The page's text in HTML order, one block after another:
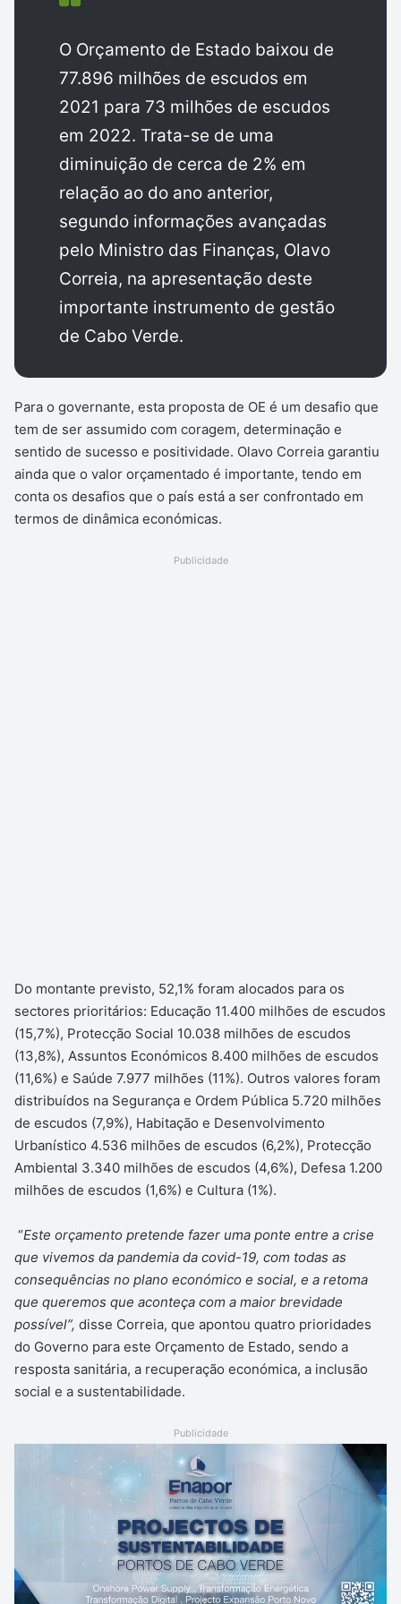
O Orçamento de Estado baixou de
77.896 milhões de escudos em
2021 para 73 milhões de escudos
em 2022. Trata-se de uma
diminuição de cerca de 2% em
relação ao do ano anterior,
segundo informações avançadas
pelo Ministro das Finanças, Olavo
Correia, na apresentação deste
importante instrumento de gestão
de Cabo Verde.
Para o governante, esta proposta de OE é um desafio que
tem de ser assumido com coragem, determinação e
sentido de sucesso e positividade. Olavo Correia garantiu
ainda que o valor orçamentado é importante, tendo em
conta os desafios que o país está a ser confrontado em
termos de dinâmica económicas.
Publicidade
Do montante previsto, 52,1% foram alocados para os
sectores prioritários: Educação 11.400 milhões de escudos
(15,7%), Protecção Social 10.038 milhões de escudos
(13,8%), Assuntos Económicos 8.400 milhões de escudos
(11,6%) e Saúde 7.977 milhões (11%). Outros valores foram
distribuídos na Segurança e Ordem Pública 5.720 milhões
de escudos (7,9%), Habitação e Desenvolvimento
Urbanístico 4.536 milhões de escudos (6,2%), Protecção
Ambiental 3.340 milhões de escudos (4,6%), Defesa 1.200
milhões de escudos (1,6%) e Cultura (1%).
“Este orçamento pretende fazer uma ponte entre a crise
que vivemos da pandemia da covid-19, com todas as
consequências no plano económico e social, e a retoma
que queremos que aconteça com a maior brevidade
possível”, disse Correia, que apontou quatro prioridades
do Governo para este Orçamento de Estado, sendo a
resposta sanitária, a recuperação económica, a inclusão
social e a sustentabilidade.
Publicidade